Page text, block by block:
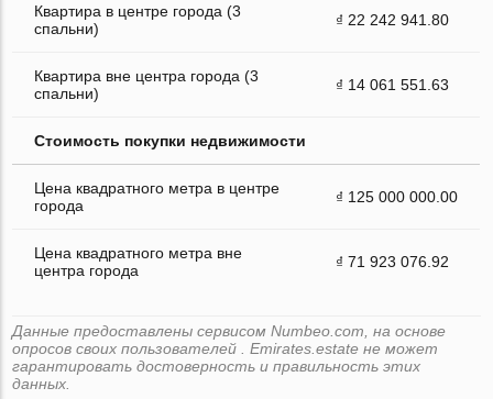
Квартира в центре города (3
спальни)
₫ 22 242 941.80
Квартира вне центра города (3
спальни)
₫ 14 061 551.63
Стоимость покупки недвижимости
Цена квадратного метра в центре
города
₫ 125 000 000.00
Цена квадратного метра вне
центра города
₫ 71 923 076.92
Данные предоставлены сервисом Numbeo.com, на основе
опросов своих пользователей . Emirates.estate не может
гарантировать достоверность и правильность этих
данных.